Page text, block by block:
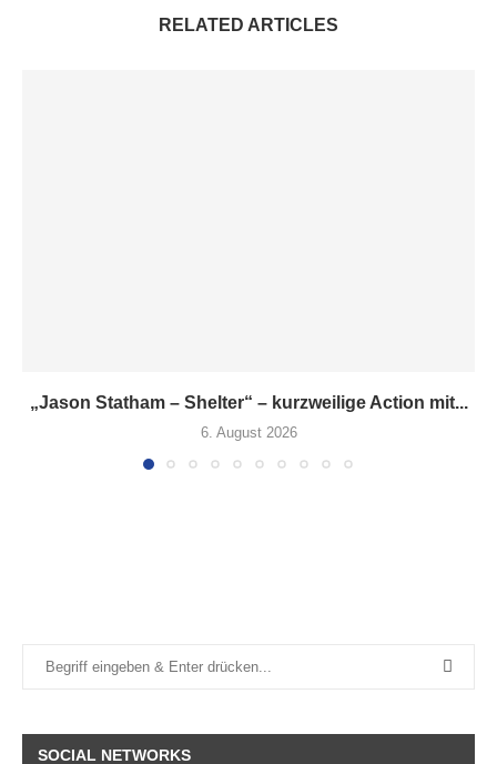
RELATED ARTICLES
„Jason Statham – Shelter“ – kurzweilige Action mit...
6. August 2026
SOCIAL NETWORKS